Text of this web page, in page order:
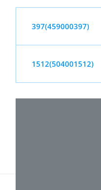
397(459000397)
1512(504001512)